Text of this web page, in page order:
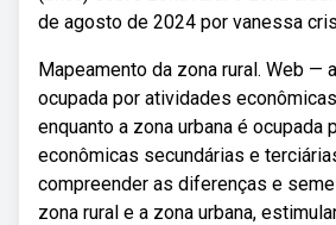
de agosto de 2024 por vanessa
Mapeamento da zona rural. Web —
ocupada por atividades
enquanto a zona urbana é ocupada
econômicas secundárias e
compreender as diferenças e
zona rural e a zona urbana,